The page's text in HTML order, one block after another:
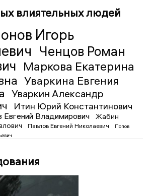
влиятельных людей
Игорь
Ченцов Роман
Маркова Екатерина
Уваркина Евгения
Уваркин Александр
Итин Юрий Константинович
Евгений Владимирович
Жабин
Павлов Евгений Николаевич
Попов